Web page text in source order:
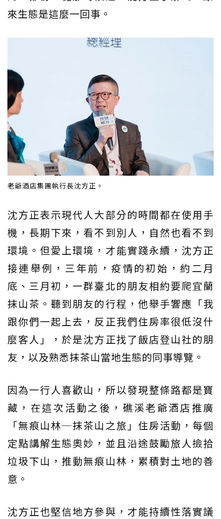
來生態是這麼一回事。
老爺酒店集團執行長沈方正。
沈方正表示現代人大部分的時間都在使用手
機，長期下來，看不到別人，自然也看不到
環境。但愛上環境，才能實踐永續，沈方正
接連舉例，三年前，疫情的初始，約二月
底、三月初，一群臺北的朋友相約要爬宜蘭
抹山茶。聽到朋友的行程，他舉手響應「我
跟你們一起上去，反正我們住房率很低沒什
麼客人」，於是沈方正找了飯店登山社的朋
友，以及熟悉抹茶山當地生態的同事導覽。
因為一行人喜歡山，所以發現整條路都是寶
藏，在這次活動之後，礁溪老爺酒店推廣
「無痕山林─抹茶山之旅」住房活動，每個
定點講解生態奧妙，並且沿途鼓勵旅人撿拾
垃圾下山，推動無痕山林，累積對土地的善
意。
沈方正也堅信地方參與，才能持續性落實議